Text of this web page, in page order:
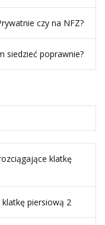
czy na NFZ?
siedzieć poprawnie?
klatkę
piersiową 2